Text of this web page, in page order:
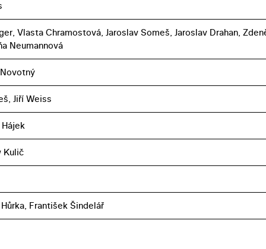
Vlasta Chramostová, Jaroslav Someš, Jaroslav Drahan,
Neumannová
Jiří Weiss
Kulič
František Šindelář